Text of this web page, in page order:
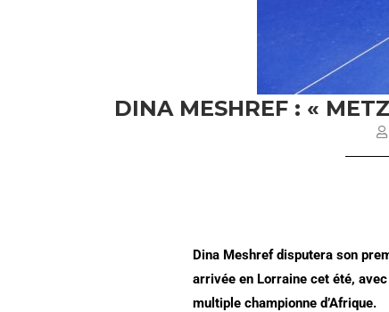
DINA MESHREF : «
Dina Meshrefdisputera son
arrivée en Lorraine cet été,
multiple championne d’Afrique.